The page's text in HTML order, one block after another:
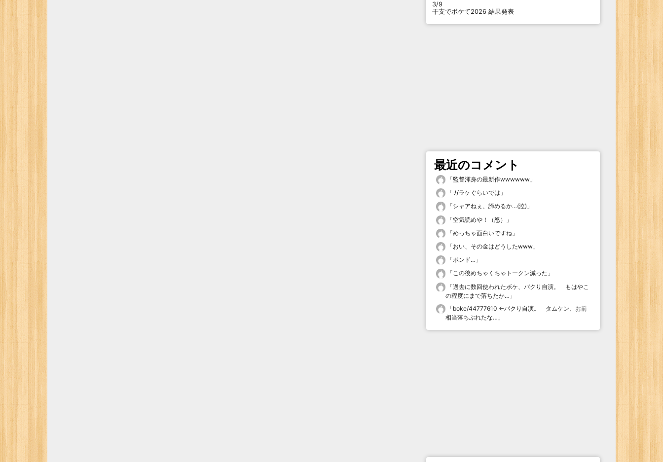
3/9
干支でボケて2026 結果発表
最近のコメント
「監督渾身の最新作wwwwww 」
「ガラケぐらいでは 」
「シャアねぇ、諦めるか…(泣) 」
「空気読めや！（怒）
」
「めっちゃ面白いですね 」
「おい、その金はどうしたwww 」
「ポンド… 」
「この後めちゃくちゃトークン減った 」
「過去に数回使われたボケ、パクり自演。 もはやこ
の程度にまで落ちたか… 」
「boke/44777610 ←パクり自演。 タムケン、お前
相当落ちぶれたな… 」